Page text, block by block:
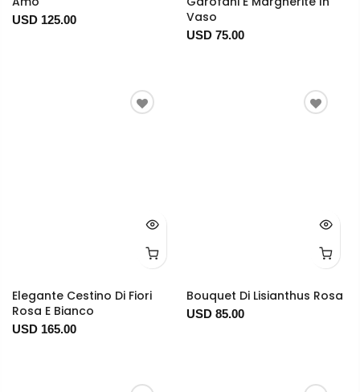
USD 125.00
Vaso
USD 75.00
Elegante Cestino Di Fiori
Rosa E Bianco
USD 165.00
Bouquet Di Lisianthus Rosa
USD 85.00